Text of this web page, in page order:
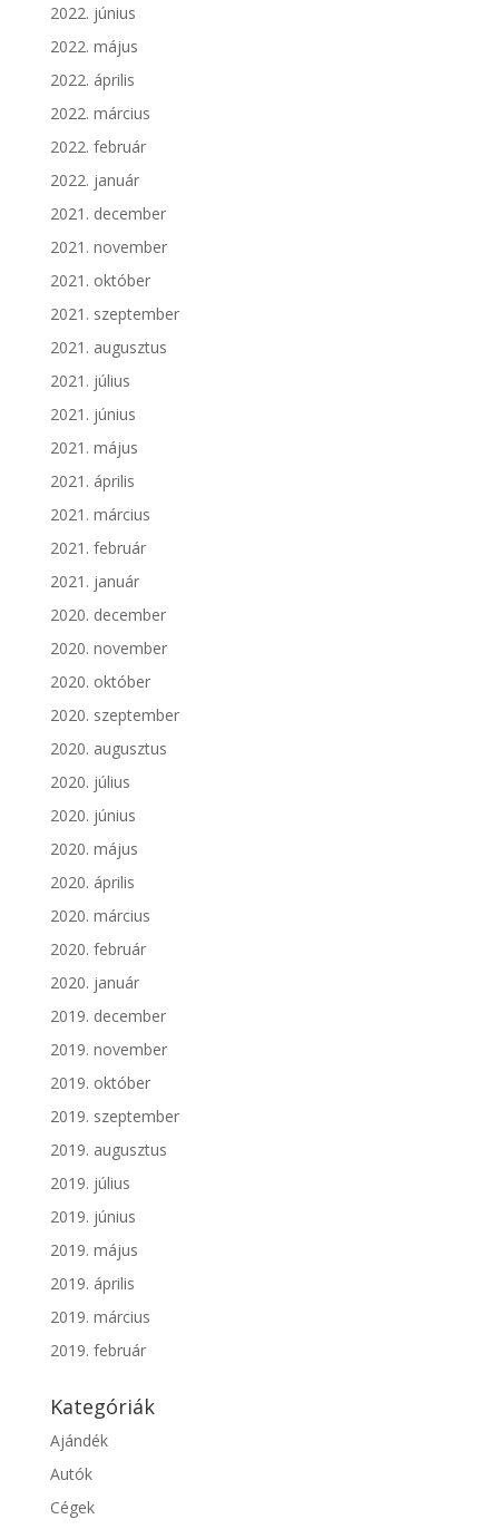
2022. június
2022. május
2022. április
2022. március
2022. február
2022. január
2021. december
2021. november
2021. október
2021. szeptember
2021. augusztus
2021. július
2021. június
2021. május
2021. április
2021. március
2021. február
2021. január
2020. december
2020. november
2020. október
2020. szeptember
2020. augusztus
2020. július
2020. június
2020. május
2020. április
2020. március
2020. február
2020. január
2019. december
2019. november
2019. október
2019. szeptember
2019. augusztus
2019. július
2019. június
2019. május
2019. április
2019. március
2019. február
Kategóriák
Ajándék
Autók
Cégek